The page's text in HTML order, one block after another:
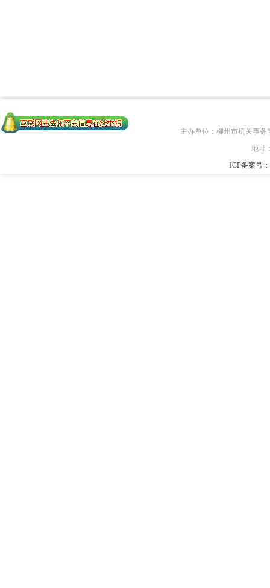
主办单位：柳州市机关事务
地址
ICP备案号